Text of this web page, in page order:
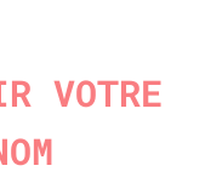
VOTRE